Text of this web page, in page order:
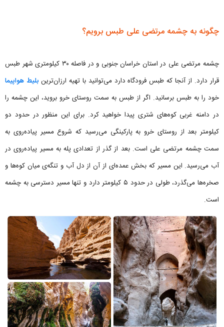
چگونه به چشمه مرتضی علی طبس برویم؟
چشمه مرتضی علی در استان خراسان جنوبی و در فاصله ۳۰ کیلومتری شهر طبس
قرار دارد. از آنجا که طبس فرودگاه دارد می‌توانید با تهیه ارزان‌ترینبلیط هواپیما
خود را به طبس برسانید. اگر از طبس به سمت روستای خرو بروید، این چشمه را
در دامنه غربی کوه‌های شتری پیدا خواهید کرد. برای این منظور در حدود دو
کیلومتر بعد از روستای خرو به پارکینگی می‌رسید که شروع مسیر پیاده‌روی به
سمت چشمه مرتضی علی است. بعد از گذر از تعدادی پله به مسیر پیاده‌روی در
آب می‌رسید. این مسیر که بخش عمده‌ای از آن از دل آب و تنگه‌ی میان کوه‌ها و
صخره‌ها می‌گذرد، طولی در حدود ۵ کیلومتر دارد و تنها مسیر دسترسی به چشمه
است.